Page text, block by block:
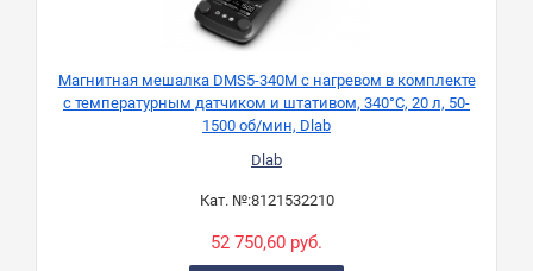
Магнитная мешалка DMS5-340M с нагревом в комплекте
с температурным датчиком и штативом, 340°C, 20 л, 50-
1500 об/мин, Dlab
Dlab
Кат. №:8121532210
52 750,60 руб.